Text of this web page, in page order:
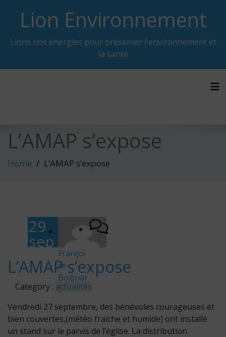
contentLion Environnement
Lions nos énergies pour préserver l'environnement et
la santé
L’AMAP s’expose
Home L’AMAP s’expose
29
sep
te
mb
re
202
4
Françoi
se
Boisnar
d
-
L’AMAP s’expose
Category : actualités
Vendredi 27 septembre, des bénévoles courageuses et
bien couvertes,(météo fraiche et humide) ont installé
un stand sur le parvis de l’église. La distribution